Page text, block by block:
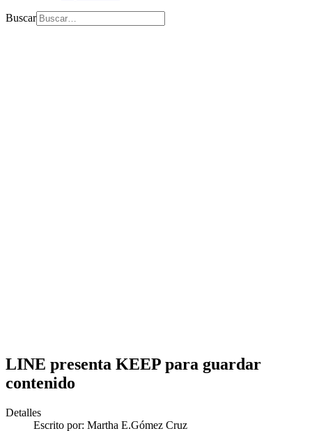
Buscar
LINE presenta KEEP para guardar
contenido
Detalles
Escrito por: Martha E.Gómez Cruz